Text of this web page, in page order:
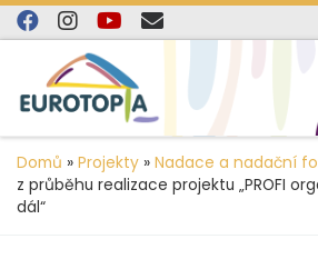
content
Skip to content
Domů » Projekty » Nadace a nadační
z průběhu realizace projektu „PROFI
dál“